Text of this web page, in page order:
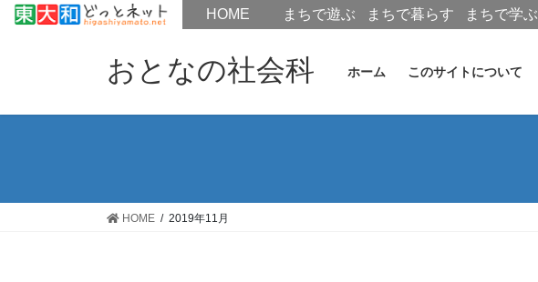
おとなの社会科 ホーム このサイトについて
HOME 2019年11月
HOMEHOME まちで遊ぶ まちで暮らす まちで学ぶ